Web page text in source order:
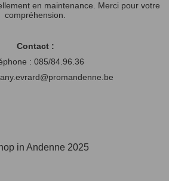
en maintenance. Merci pour votre
compréhension.
Contact :
: 085/84.96.36
in Andenne 2025